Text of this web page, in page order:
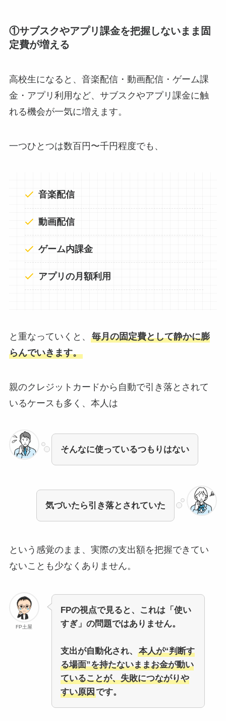
①サブスクやアプリ課金を把握しないまま固
定費が増える
高校生になると、音楽配信・動画配信・ゲーム課
金・アプリ利用など、サブスクやアプリ課金に触
れる機会が一気に増えます。
一つひとつは数百円〜千円程度でも、
音楽配信
動画配信
ゲーム内課金
アプリの月額利用
と重なっていくと、 毎月の固定費として静かに膨
らんでいきます。
親のクレジットカードから自動で引き落とされて
いるケースも多く、本人は
そんなに使っているつもりはない
気づいたら引き落とされていた
という感覚のまま、実際の支出額を把握できてい
ないことも少なくありません。
FP土屋
FPの視点で見ると、これは「使い
すぎ」の問題ではありません。
支出が自動化され、
本人が“判断す
る場面”を持たないままお金が動い
ていることが、失敗につながりや
すい原因です。